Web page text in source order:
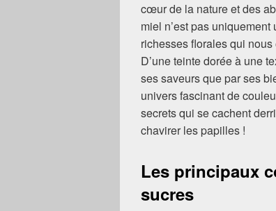
cœur de la nature et des
miel n’est pas
richesses florales qui
D’une teinte dorée à une
ses saveurs que par ses
univers fascinant de
secrets qui se cachent
chavirer les papilles !
Les principaux
sucres